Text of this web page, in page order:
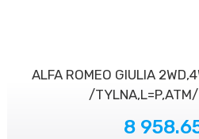
ALFA ROMEO GIULIA
/
8